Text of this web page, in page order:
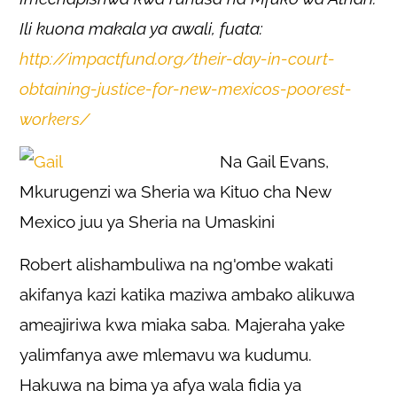
Ili kuona makala ya awali, fuata:
http://impactfund.org/their-day-in-court-
obtaining-justice-for-new-mexicos-poorest-
workers/
Na Gail Evans,
Mkurugenzi wa Sheria wa Kituo cha New
Mexico juu ya Sheria na Umaskini
Robert alishambuliwa na ng'ombe wakati
akifanya kazi katika maziwa ambako alikuwa
ameajiriwa kwa miaka saba. Majeraha yake
yalimfanya awe mlemavu wa kudumu.
Hakuwa na bima ya afya wala fidia ya